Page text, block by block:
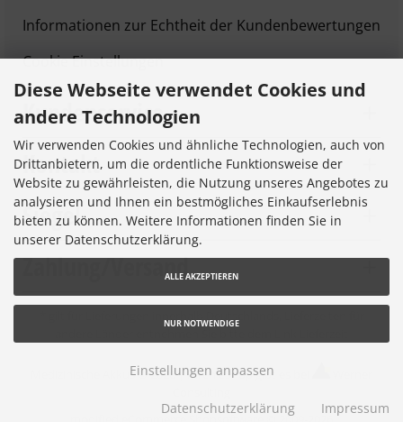
Informationen zur Echtheit der Kundenbewertungen
Cookie Einstellungen
Kundenservice
Kontakt
Siegel
Zahlung/Versand
Medizinische Akkus © 2026 |Ihren eShop gibt es bei
Diese Webseite verwendet Cookies und
andere Technologien
Wir verwenden Cookies und ähnliche Technologien, auch von
Drittanbietern, um die ordentliche Funktionsweise der
Website zu gewährleisten, die Nutzung unseres Angebotes zu
analysieren und Ihnen ein bestmögliches Einkaufserlebnis
bieten zu können. Weitere Informationen finden Sie in
unserer Datenschutzerklärung.
ALLE AKZEPTIEREN
NUR NOTWENDIGE
Einstellungen anpassen
Datenschutzerklärung Impressum